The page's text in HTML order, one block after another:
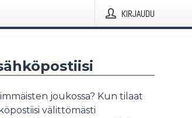
KIRJAUDU
joukossa? Kun tilaat
välittömästi